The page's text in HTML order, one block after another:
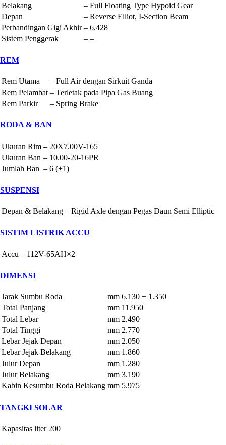
Belakang – Full Floating Type Hypoid Gear
Depan
– Reverse Elliot, I-Section Beam
Perbandingan Gigi Akhir – 6,428
Sistem Penggerak
– –
REM
Rem Utama – Full Air dengan Sirkuit Ganda
Rem Pelambat – Terletak pada Pipa Gas Buang
Rem Parkir
– Spring Brake
RODA & BAN
Ukuran Rim – 20X7.00V-165
Ukuran Ban – 10.00-20-16PR
Jumlah Ban – 6 (+1)
SUSPENSI
Depan & Belakang – Rigid Axle dengan Pegas Daun Semi Elliptic
SISTIM LISTRIK ACCU
Accu – 112V-65AH×2
DIMENSI
Jarak Sumbu Roda mm 6.130 + 1.350
Total Panjang
mm 11.950
Total Lebar
mm 2.490
Total Tinggi
mm 2.770
Lebar Jejak Depan
mm 2.050
Lebar Jejak Belakang
mm 1.860
Julur Depan
mm 1.280
Julur Belakang
mm 3.190
Kabin Kesumbu Roda Belakang mm 5.975
TANGKI SOLAR
Kapasitas liter 200